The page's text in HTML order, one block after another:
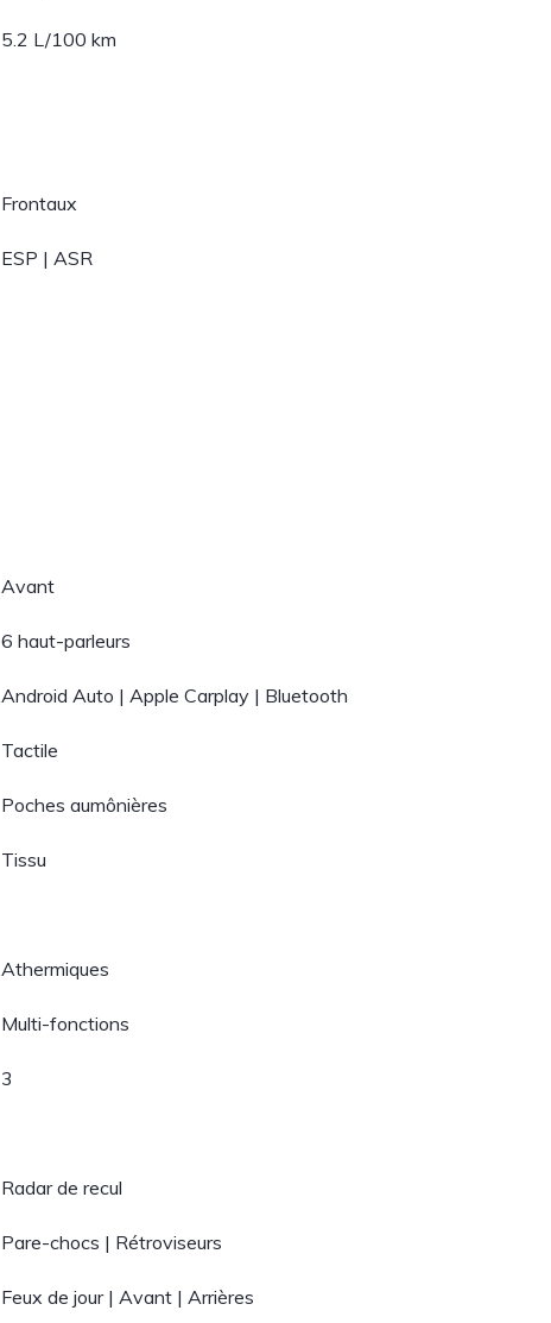
5.2 L/100 km
Frontaux
ESP | ASR
Avant
6 haut-parleurs
Android Auto | Apple Carplay | Bluetooth
Tactile
Poches aumônières
Tissu
Athermiques
Multi-fonctions
3
Radar de recul
Pare-chocs | Rétroviseurs
Feux de jour | Avant | Arrières